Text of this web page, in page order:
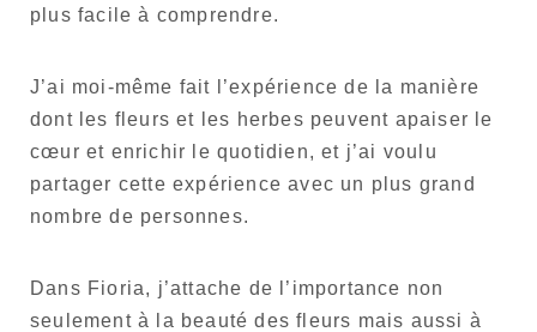
plus facile à comprendre.
J’ai moi-même fait l’expérience de la manière
dont les fleurs et les herbes peuvent apaiser le
cœur et enrichir le quotidien, et j’ai voulu
partager cette expérience avec un plus grand
nombre de personnes.
Dans Fioria, j’attache de l’importance non
seulement à la beauté des fleurs mais aussi à